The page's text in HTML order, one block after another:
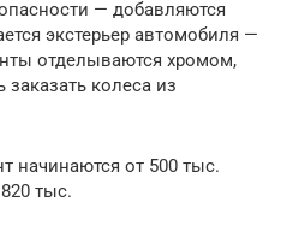
— добавляются
экстерьер автомобиля —
отделываются хромом,
колеса из
начинаются от 500 тыс.
тыс.